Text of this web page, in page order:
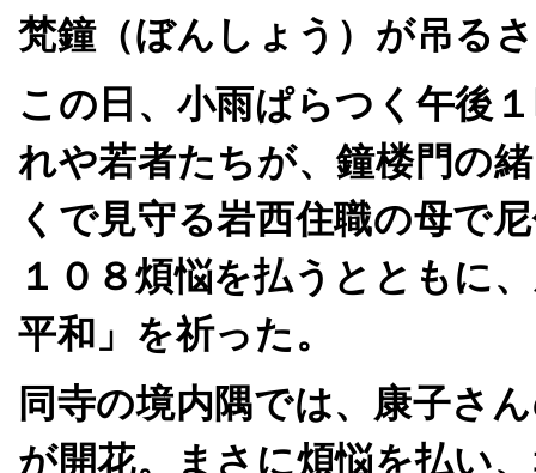
梵鐘（ぼんしょう）が吊る
この日、小雨ぱらつく午後
れや若者たちが、鐘楼門の
くで見守る岩西住職の母で
１０８煩悩を払うとともに
平和」を祈った。
同寺の境内隅では、康子さ
が開花。まさに煩悩を払い